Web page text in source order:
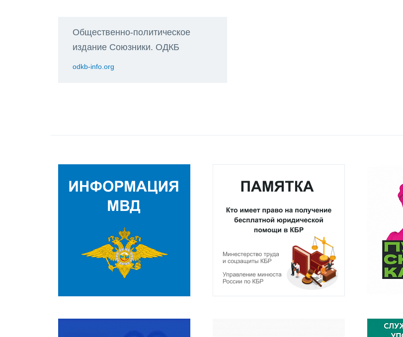
Общественно-политическое
издание Союзники. ОДКБ
odkb-info.org